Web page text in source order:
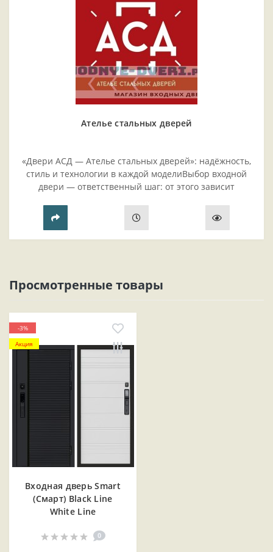
Ателье стальных дверей
«Двери АСД — Ателье стальных дверей»: надёжность,
стиль и технологии в каждой моделиВыбор входной
двери — ответственный шаг: от этого зависит
прихожей..
Просмотренные товары
-3%
Акция
Входная дверь Smart
(Смарт) Black Line
White Line
0